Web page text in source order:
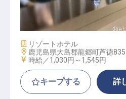
フロント
施設業態
リゾートホテル
勤務地
鹿児島県大島郡龍郷町芦徳835
給与
時給／1,030円～ 1,545円
キープする 詳